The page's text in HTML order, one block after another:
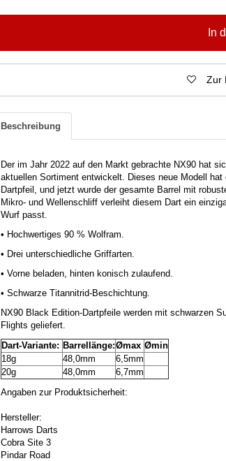
In
Zur
Beschreibung
Der im Jahr 2022 auf den Markt gebrachte NX90 hat
aktuellen Sortiment entwickelt. Dieses neue Modell
Dartpfeil, und jetzt wurde der gesamte Barrel mit
Mikro- und Wellenschliff verleiht diesem Dart ein
Wurf passt.
• Hochwertiges 90 % Wolfram.
• Drei unterschiedliche Griffarten.
• Vorne beladen, hinten konisch zulaufend.
• Schwarze Titannitrid-Beschichtung.
NX90 Black Edition-Dartpfeile werden mit schwarzen
Flights geliefert.
Dart-Variante: Barrellänge:Ømax Ømin
18g
48,0mm
6,5mm
20g
48,0mm
6,7mm
Angaben zur Produktsicherheit:
Hersteller:
Harrows Darts
Cobra Site 3
Pindar Road